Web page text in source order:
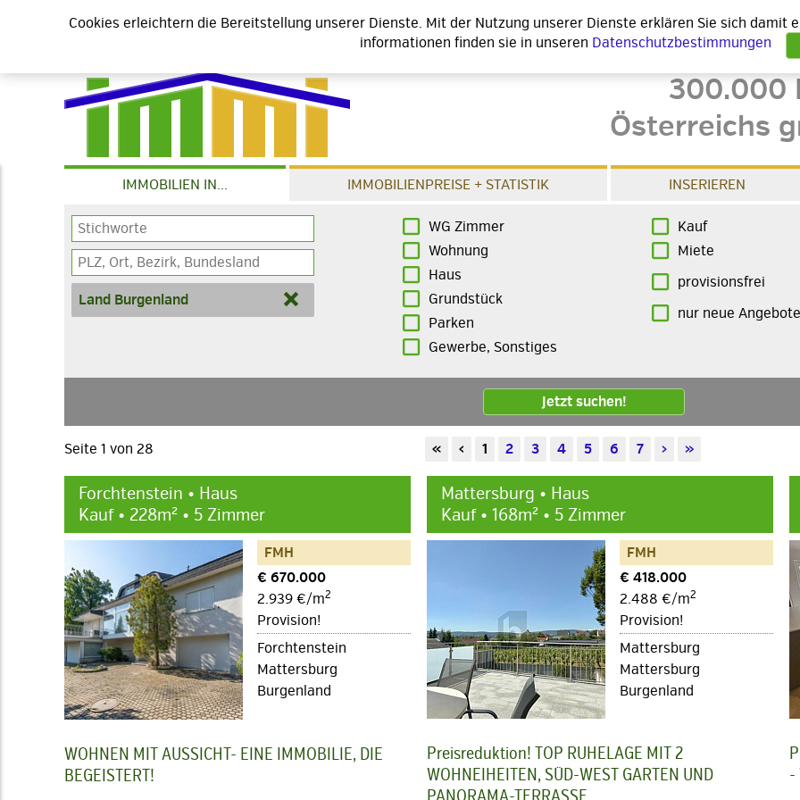
300.000
Österreichs
IMMOBILIEN IN... IMMOBILIENPREISE + STATISTIK INSERIEREN
Land Burgenland
WG Zimmer
Wohnung
Haus
Grundstück
Parken
Gewerbe, Sonstiges
Kauf
Miete
provisionsfrei
nur neue
Jetzt suchen!
Seite 1 von 28 « ‹ 1 2 3 4 5 6 7 › »
Forchtenstein • Haus
Kauf • 228m² • 5 Zimmer
FMH
€ 670.000
2.939 €/m2
Provision!
Forchtenstein
Mattersburg
Burgenland
WOHNEN MIT AUSSICHT- EINE IMMOBILIE, DIE
BEGEISTERT!
Mattersburg • Haus
Kauf • 168m² • 5 Zimmer
FMH
€ 418.000
2.488 €/m2
Provision!
Mattersburg
Mattersburg
Burgenland
Preisreduktion! TOP RUHELAGE MIT 2
WOHNEIHEITEN, SÜD-WEST GARTEN UND
-
Cookies erleichtern die Bereitstellung unserer Dienste. Mit der Nutzung unserer Dienste erklären Sie sich damit
informationen finden sie in unseren Datenschutzbestimmungen